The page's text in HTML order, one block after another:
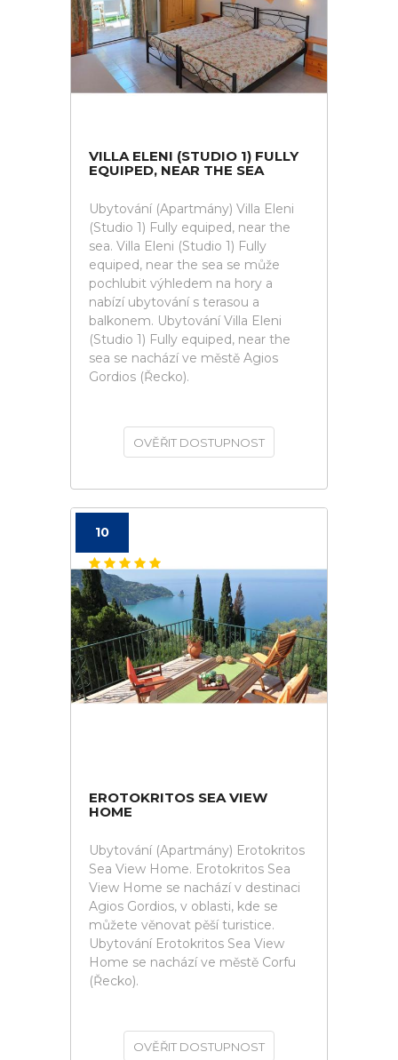
VILLA ELENI (STUDIO 1) FULLY
EQUIPED, NEAR THE SEA
Ubytování (Apartmány) Villa Eleni
(Studio 1) Fully equiped, near the
sea. Villa Eleni (Studio 1) Fully
equiped, near the sea se může
pochlubit výhledem na hory a
nabízí ubytování s terasou a
balkonem. Ubytování Villa Eleni
(Studio 1) Fully equiped, near the
sea se nachází ve městě Agios
Gordios (Řecko).
OVĚŘIT DOSTUPNOST
10
EROTOKRITOS SEA VIEW
HOME
Ubytování (Apartmány) Erotokritos
Sea View Home. Erotokritos Sea
View Home se nachází v destinaci
Agios Gordios, v oblasti, kde se
můžete věnovat pěší turistice.
Ubytování Erotokritos Sea View
Home se nachází ve městě Corfu
(Řecko).
OVĚŘIT DOSTUPNOST